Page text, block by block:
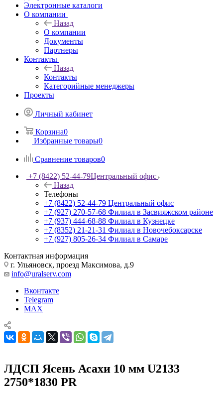
Электронные каталоги
О компании
Назад
О компании
Документы
Партнеры
Контакты
Назад
Контакты
Категорийные менеджеры
Проекты
Личный кабинет
Корзина0
Избранные товары0
Сравнение товаров0
+7 (8422) 52-44-79Центральный офис
Назад
Телефоны
+7 (8422) 52-44-79 Центральный офис
+7 (927) 270-57-68 Филиал в Засвияжском районе
+7 (937) 444-68-88 Филиал в Кузнецке
+7 (8352) 21-21-31 Филиал в Новочебоксарске
+7 (927) 805-26-34 Филиал в Самаре
Контактная информация
г. Ульяновск, проезд Максимова, д.9
info@uralserv.com
Вконтакте
Telegram
MAX
ЛДСП Ясень Асахи 10 мм U2133
2750*1830 PR